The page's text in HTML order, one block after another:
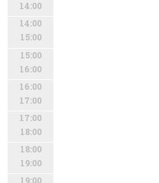
14:00
14:00
15:00
15:00
16:00
16:00
17:00
17:00
18:00
18:00
19:00
19:00